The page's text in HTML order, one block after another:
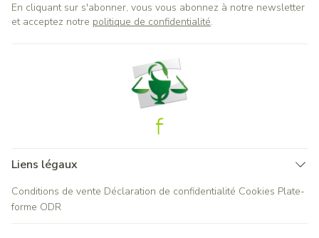
En cliquant sur s'abonner, vous vous abonnez à notre newsletter
et acceptez notre politique de confidentialité.
Liens légaux
Conditions de vente Déclaration de confidentialité Cookies Plate-
forme ODR